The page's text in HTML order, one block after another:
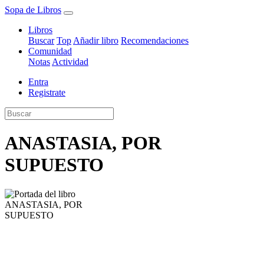
Sopa de Libros
Libros
Buscar Top Añadir libro Recomendaciones
Comunidad
Notas Actividad
Entra
Registrate
ANASTASIA, POR
SUPUESTO